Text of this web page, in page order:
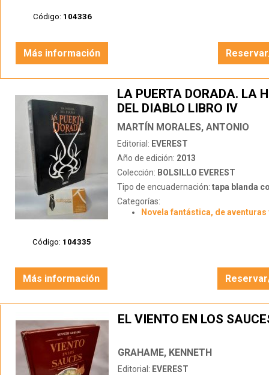
Código: 104336
Más información
Código: 104335
LA PUERTA DORADA. LA
DEL DIABLO LIBRO IV
MARTÍN MORALES, ANTONIO
Editorial: EVEREST
Año de edición: 2013
Colección: BOLSILLO EVEREST
Tipo de encuadernación: tapa blanda
Categorías:
Novela fantástica, de aventuras
Más información
EL VIENTO EN LOS
GRAHAME, KENNETH
Editorial: EVEREST